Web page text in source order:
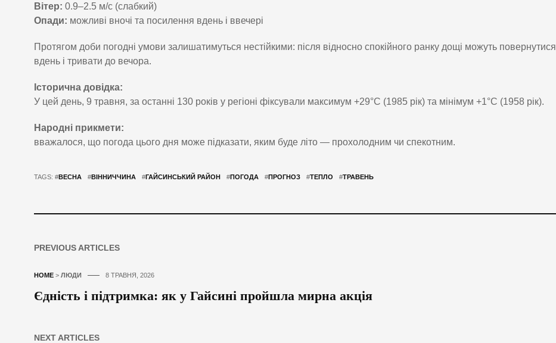
Вітер: 0.9–2.5 м/с (слабкий)
Опади: можливі вночі та посилення вдень і ввечері
Протягом доби погодні умови залишатимуться нестійкими: після відносно спокійного ранку дощі можуть повернутися
вдень і тривати до вечора.
Історична довідка:
У цей день, 9 травня, за останні 130 років у регіоні фіксували максимум +29°C (1985 рік) та мінімум +1°C (1958 рік).
Народні прикмети:
вважалося, що погода цього дня може підказати, яким буде літо — прохолодним чи спекотним.
TAGS: #ВЕСНА #ВІННИЧЧИНА #ГАЙСИНСЬКИЙ РАЙОН #ПОГОДА #ПРОГНОЗ #ТЕПЛО #ТРАВЕНЬ
PREVIOUS ARTICLES
HOME > ЛЮДИ 8 ТРАВНЯ, 2026
Єдність і підтримка: як у Гайсині пройшла мирна акція
NEXT ARTICLES